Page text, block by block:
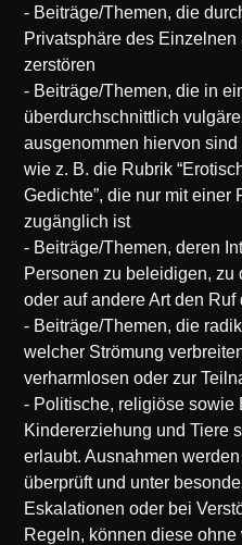
- Beiträge/Themen, die
Privatsphäre des
zerstören
- Beiträge/Themen, die in
überdurchschnittlich
ausgenommen hiervon
wie z. B. die Rubrik
Gedichte”, die nur mit einer
zugänglich ist
- Beiträge/Themen, deren
Personen zu beleidigen, zu
oder auf andere Art den
- Beiträge/Themen, die
welcher Strömung
verharmlosen oder zur
- Politische, religiöse sowie
Kindererziehung und Tiere
erlaubt. Ausnahmen
überprüft und unter
Eskalationen oder bei
Regeln, können diese